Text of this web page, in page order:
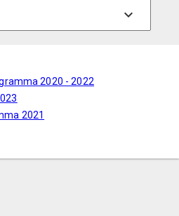
2020 - 2022
2021